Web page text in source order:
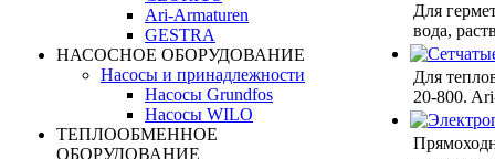
Ari-Armaturen
GESTRA
НАСОСНОЕ ОБОРУДОВАНИЕ
Насосы и принадлежности
Насосы Grundfos
Насосы WILO
ТЕПЛООБМЕННОЕ
ОБОРУДОВАНИЕ
Для
вода,
Для
20-800.